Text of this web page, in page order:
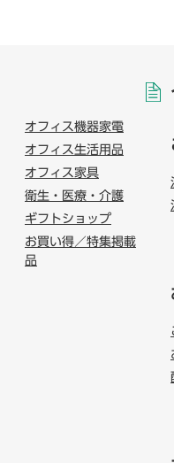
オフィス機器家電
オフィス生活用品
オフィス家具
衛生・医療・介護
ギフトショップ
お買い得／特集掲載
品